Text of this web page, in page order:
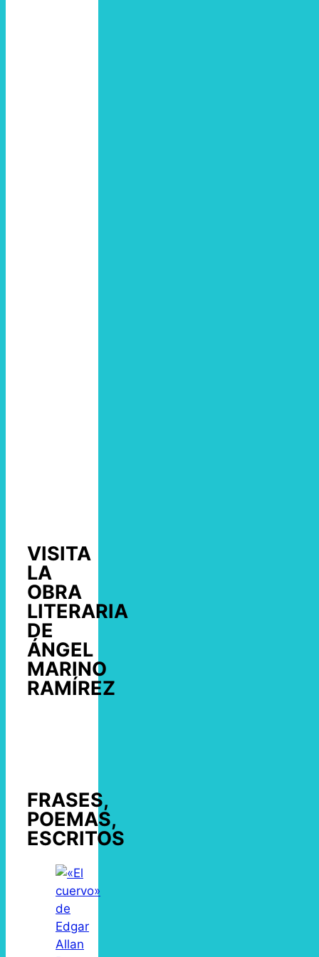
VISITA
LA
OBRA
LITERARIA
DE
ÁNGEL
MARINO
RAMÍREZ
FRASES,
POEMAS,
ESCRITOS